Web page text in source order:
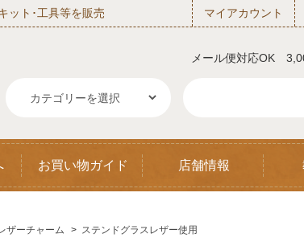
ット･工具等を販売 マイアカウント
メール便対応OK
お買い物ガイド 店舗情報
ザーチャーム > ステンドグラスレザー使用